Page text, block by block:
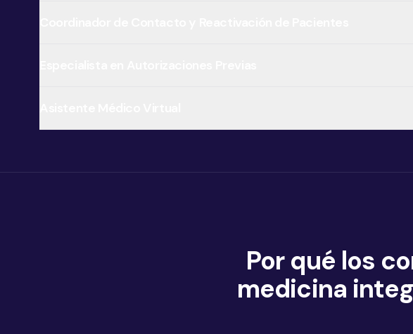
Por qué los
medicina